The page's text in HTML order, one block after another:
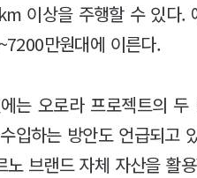
이상을 주행할 수 있다.
만원대에 이른다.
는 오로라 프로젝트의
입하는 방안도 언급되고
노 브랜드 자체 자산을 활